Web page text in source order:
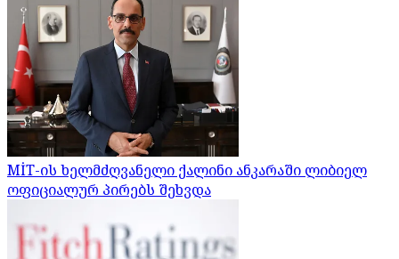
MİT-ის ხელმძღვანელი ქალინი ანკარაში ლიბიელ
ოფიციალურ პირებს შეხვდა